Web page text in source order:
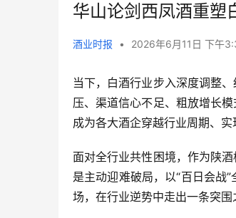
华山论剑西凤酒重塑
酒业时报 • 2026年6月11日 下午
当下，白酒行业步入深度调整
压、渠道信心不足、粗放增长
成为各大酒企穿越行业周期、实
面对全行业共性困境，作为陕
是主动迎难破局，以“百日会战
场，在行业逆势中走出一条突围